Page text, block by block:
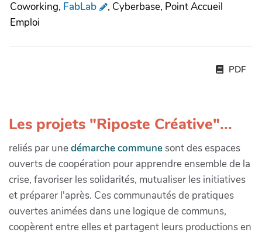
Coworking, FabLab
, Cyberbase, Point Accueil
Emploi
PDF